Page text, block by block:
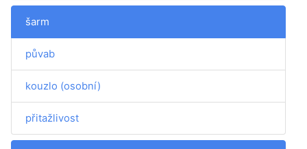
šarm
půvab
kouzlo (osobní)
přitažlivost